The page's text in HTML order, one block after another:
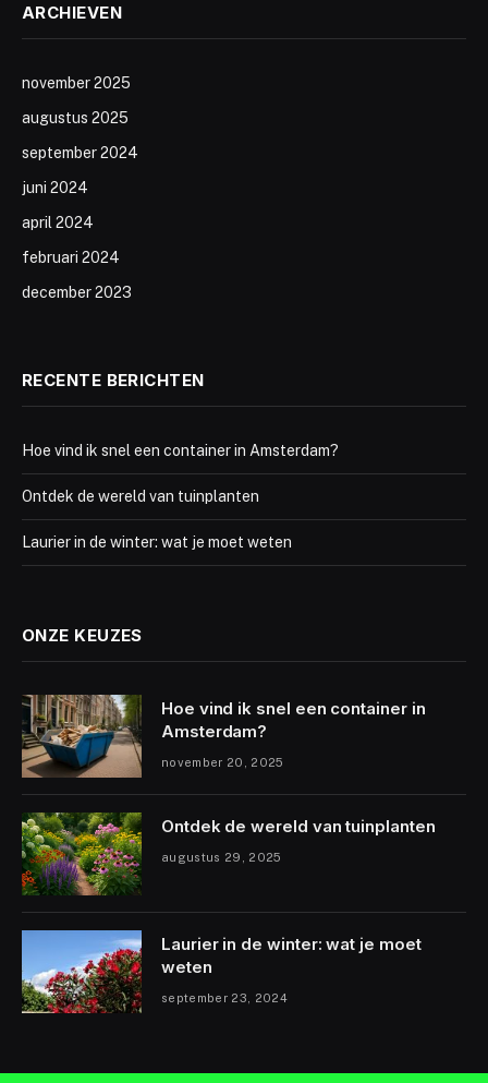
ARCHIEVEN
november 2025
augustus 2025
september 2024
juni 2024
april 2024
februari 2024
december 2023
RECENTE BERICHTEN
Hoe vind ik snel een container in Amsterdam?
Ontdek de wereld van tuinplanten
Laurier in de winter: wat je moet weten
ONZE KEUZES
Hoe vind ik snel een container in
Amsterdam?
november 20, 2025
Ontdek de wereld van tuinplanten
augustus 29, 2025
Laurier in de winter: wat je moet
weten
september 23, 2024